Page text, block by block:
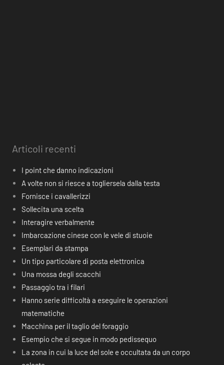
Articoli recenti
I point che danno indicazioni
A volte non si riesce a togliersela dalla testa
Fornisce i cavallerizzi
Sollecita una scelta
Interagire verbalmente
Imbarcazione cinese con le vele di stuoie
Esemplari da stampa
Un tipo particolare di posta elettronica
Una mossa degli scacchi
Passaggio tra i filari
Hanno serie difficoltà a eseguire le operazioni
matematiche
Macchina per il taglio del foraggio
Esempio che si segue in modo pedissequo
La zona in cui la luce del sole e occultata da un corpo